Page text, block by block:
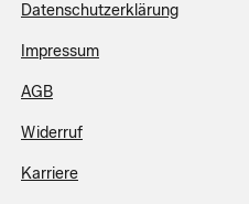
Datenschutzerklärung
Impressum
AGB
Widerruf
Karriere